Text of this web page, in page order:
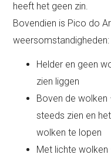
heeft het geen zin.
Bovendien is Pico do
weersomstandigheden:
Helder en geen
zien liggen
Boven de wolken
steeds zien en
wolken te lopen
Met lichte